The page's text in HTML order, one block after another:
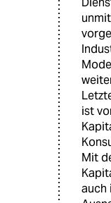
ist
Mit
auch